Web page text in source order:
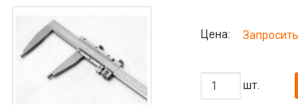
Цена: Запросить
шт.